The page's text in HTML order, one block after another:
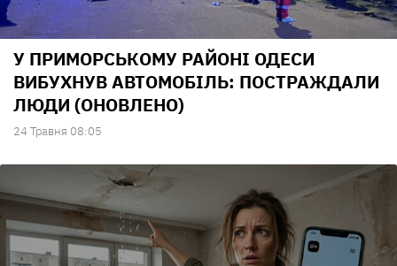
У ПРИМОРСЬКОМУ РАЙОНІ ОДЕСИ
ВИБУХНУВ АВТОМОБІЛЬ: ПОСТРАЖДАЛИ
ЛЮДИ (ОНОВЛЕНО)
24 Травня 08:05